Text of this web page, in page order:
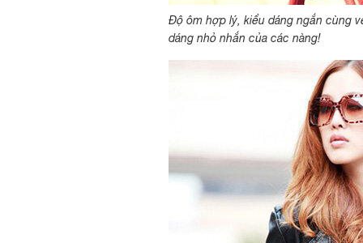
Độ ôm hợp lý, kiểu dáng ngắn cùng
dáng nhỏ nhắn của các nàng!